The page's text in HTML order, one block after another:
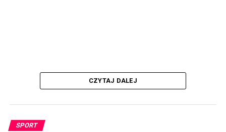
CZYTAJ DALEJ
SPORT